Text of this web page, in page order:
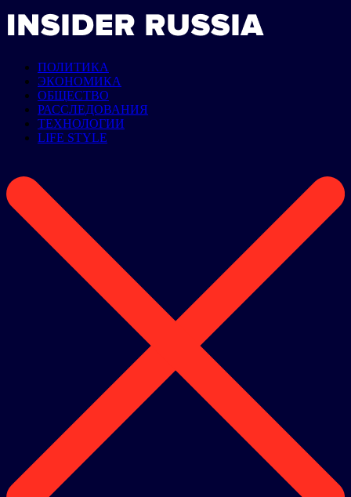
ПОЛИТИКА
ЭКОНОМИКА
ОБЩЕСТВО
РАССЛЕДОВАНИЯ
ТЕХНОЛОГИИ
LIFE STYLE